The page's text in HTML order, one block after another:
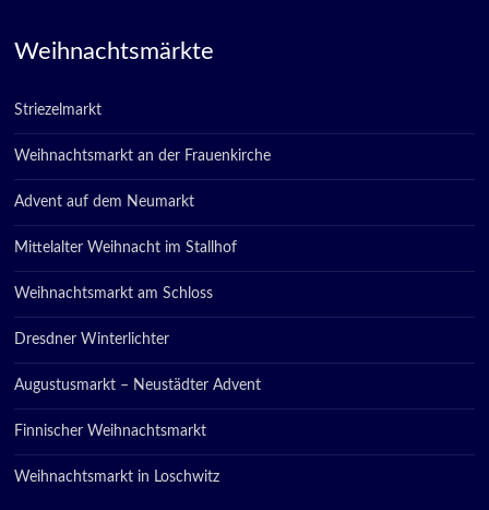
Weihnachtsmärkte
Striezelmarkt
Weihnachtsmarkt an der Frauenkirche
Advent auf dem Neumarkt
Mittelalter Weihnacht im Stallhof
Weihnachtsmarkt am Schloss
Dresdner Winterlichter
Augustusmarkt – Neustädter Advent
Finnischer Weihnachtsmarkt
Weihnachtsmarkt in Loschwitz